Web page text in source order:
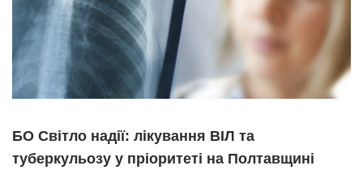
БО Світло надії: лікування ВІЛ та
туберкульозу у пріоритеті на Полтавщині